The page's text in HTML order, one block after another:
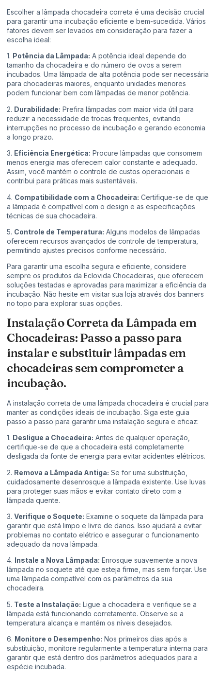
Escolher a lâmpada chocadeira correta é uma decisão crucial
para garantir uma incubação eficiente e bem-sucedida. Vários
fatores devem ser levados em consideração para fazer a
escolha ideal:
1. Potência da Lâmpada: A potência ideal depende do
tamanho da chocadeira e do número de ovos a serem
incubados. Uma lâmpada de alta potência pode ser necessária
para chocadeiras maiores, enquanto unidades menores
podem funcionar bem com lâmpadas de menor potência.
2. Durabilidade: Prefira lâmpadas com maior vida útil para
reduzir a necessidade de trocas frequentes, evitando
interrupções no processo de incubação e gerando economia
a longo prazo.
3. Eficiência Energética: Procure lâmpadas que consomem
menos energia mas oferecem calor constante e adequado.
Assim, você mantém o controle de custos operacionais e
contribui para práticas mais sustentáveis.
4. Compatibilidade com a Chocadeira: Certifique-se de que
a lâmpada é compatível com o design e as especificações
técnicas de sua chocadeira.
5. Controle de Temperatura: Alguns modelos de lâmpadas
oferecem recursos avançados de controle de temperatura,
permitindo ajustes precisos conforme necessário.
Para garantir uma escolha segura e eficiente, considere
sempre os produtos da Eclovida Chocadeiras, que oferecem
soluções testadas e aprovadas para maximizar a eficiência da
incubação. Não hesite em visitar sua loja através dos banners
no topo para explorar suas opções.
Instalação Correta da Lâmpada em
Chocadeiras: Passo a passo para
instalar e substituir lâmpadas em
chocadeiras sem comprometer a
incubação.
A instalação correta de uma lâmpada chocadeira é crucial para
manter as condições ideais de incubação. Siga este guia
passo a passo para garantir uma instalação segura e eficaz:
1. Desligue a Chocadeira: Antes de qualquer operação,
certifique-se de que a chocadeira está completamente
desligada da fonte de energia para evitar acidentes elétricos.
2. Remova a Lâmpada Antiga: Se for uma substituição,
cuidadosamente desenrosque a lâmpada existente. Use luvas
para proteger suas mãos e evitar contato direto com a
lâmpada quente.
3. Verifique o Soquete: Examine o soquete da lâmpada para
garantir que está limpo e livre de danos. Isso ajudará a evitar
problemas no contato elétrico e assegurar o funcionamento
adequado da nova lâmpada.
4. Instale a Nova Lâmpada: Enrosque suavemente a nova
lâmpada no soquete até que esteja firme, mas sem forçar. Use
uma lâmpada compatível com os parâmetros da sua
chocadeira.
5. Teste a Instalação: Ligue a chocadeira e verifique se a
lâmpada está funcionando corretamente. Observe se a
temperatura alcança e mantém os níveis desejados.
6. Monitore o Desempenho: Nos primeiros dias após a
substituição, monitore regularmente a temperatura interna para
garantir que está dentro dos parâmetros adequados para a
espécie incubada.